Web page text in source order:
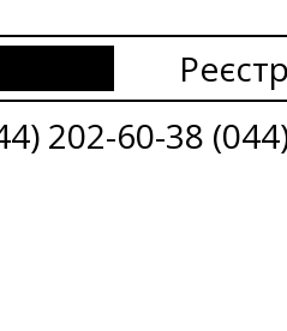
202-60-38